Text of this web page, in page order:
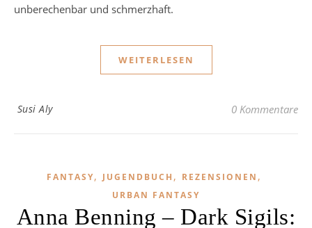
unberechenbar und schmerzhaft.
WEITERLESEN
Susi Aly 0 Kommentare
FANTASY, JUGENDBUCH , REZENSIONEN ,
URBAN FANTASY
Anna Benning – Dark Sigils: